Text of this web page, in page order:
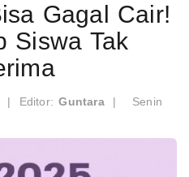
Gagal Cair!
Siswa Tak
| Editor:Guntara |
Senin